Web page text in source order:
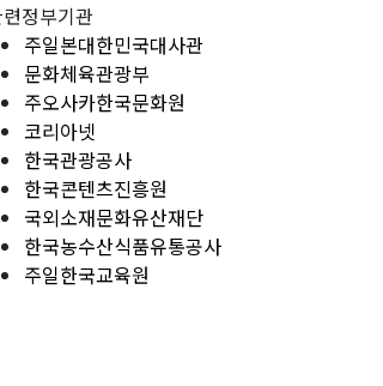
정부기관
주일본대한민국대사관
문화체육관광부
주오사카한국문화원
코리아넷
한국관광공사
한국콘텐츠진흥원
국외소재문화유산재단
한국농수산식품유통공사
주일한국교육원